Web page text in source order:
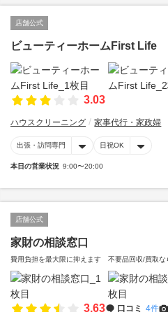
店舗公式
ビューティーホームFirst Life
3.03
ハウスクリーニング 家事代行・家政婦
出張・訪問専門 日祝OK
本日の営業状況 9:00〜20:00
店舗公式
家財の相談窓口
費用負担を最大限に抑えます 不要品回収/買取な
3.63 口コミ 4件